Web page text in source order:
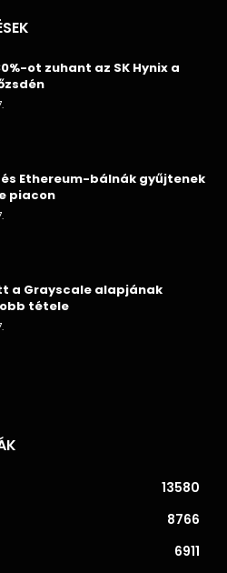
ot zuhant az SK Hynix a
Ethereum-bálnák gyűjtenek
piacon
a Grayscale alapjának
tétele
13580
8766
6911